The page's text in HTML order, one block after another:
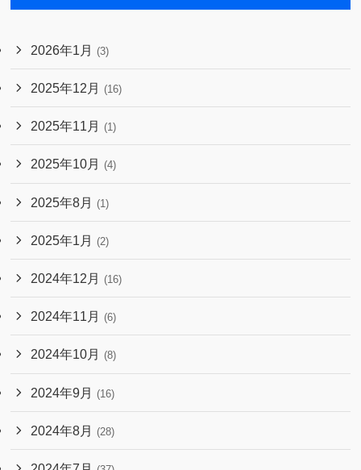
2026年1月 (3)
2025年12月 (16)
2025年11月 (1)
2025年10月 (4)
2025年8月 (1)
2025年1月 (2)
2024年12月 (16)
2024年11月 (6)
2024年10月 (8)
2024年9月 (16)
2024年8月 (28)